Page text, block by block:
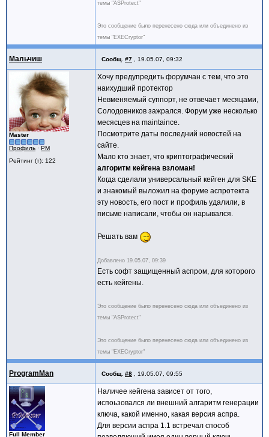
темы "ASProtect"
Это сообщение было перенесено сюда или объединено из
темы "EXECryptor"
Мальчиш Сообщ. #7 , 19.05.07, 09:32
Master
Профиль · PM
Рейтинг (т): 122
Хочу предупредить форумчан с тем, что это
наихудший протектор
Невменяемый суппорт, не отвечает месяцами,
Солодовников зажрался. Форум уже несколько
месясцев на maintaince.
Посмотрите даты последний новостей на
сайте.
Мало кто знает, что криптографический
алгоритм кейгена взломан!
Когда сделали универсальный кейген для SKE
и знакомый выложил на форуме аспротекта
эту новость, его пост и профиль удалили, в
письме написали, чтобы он нарывался.
Решать вам
Добавлено 19.05.07, 09:39
Есть софт защищенный аспром, для которого
есть кейгены.
Это сообщение было перенесено сюда или объединено из
темы "ASProtect"
Это сообщение было перенесено сюда или объединено из
темы "EXECryptor"
ProgramMan Сообщ. #8 , 19.05.07, 09:55
Full Member
Наличее кейгена зависет от того,
испоьзовался ли внешний алгаритм генерации
ключа, какой именно, какая версия аспра.
Для версии аспра 1.1 встречал способ